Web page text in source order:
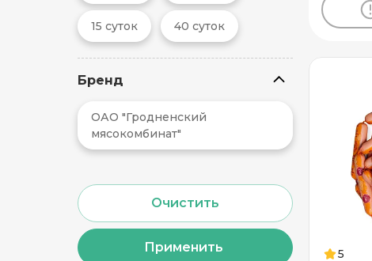
15 суток 40 суток
Бренд
ОАО "Гродненский
мясокомбинат"
Применить 5